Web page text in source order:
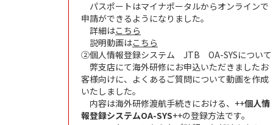
パスポートはマイナポータルからオンラインで
申請ができるようになりました。
詳細はこちら
説明動画はこちら
➁個人情報登録システム JTB OA-SYSについて
弊支店にて海外研修にお申込いただきましたお
客様向けに、よくあるご質問について動画を作成
いたしました。
内容は海外研修渡航手続きにおける、++個人情
報登録システムOA-SYS++の登録方法です。